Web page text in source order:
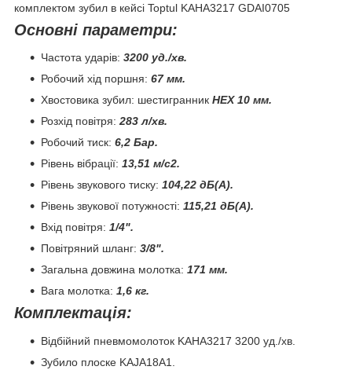
комплектом зубил в кейсі Toptul KAHA3217 GDAI0705
Основні параметри:
Частота ударів: 3200 уд./хв.
Робочий хід поршня: 67 мм.
Хвостовика зубил: шестигранник НЕХ 10 мм.
Розхід повітря:283 л/хв.
Робочий тиск: 6,2 Бар.
Рівень вібрації: 13,51 м/с2.
Рівень звукового тиску: 104,22 дБ(А).
Рівень звукової потужності: 115,21 дБ(А).
Вхід повітря: 1/4".
Повітряний шланг: 3/8".
Загальна довжина молотка: 171 мм.
Вага молотка: 1,6 кг.
Комплектація:
Відбійний пневмомолоток KAHA3217 3200 уд./хв.
Зубило плоске KAJA18A1.